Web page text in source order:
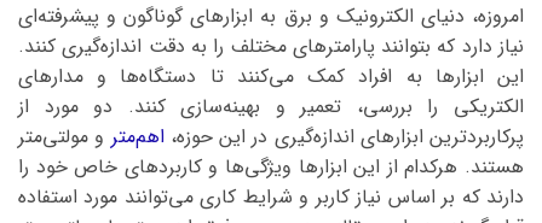
امروزه، دنیای الکترونیک و برق به ابزارهای گوناگون و پیشرفته‌ای
نیاز دارد که بتوانند پارامترهای مختلف را به دقت اندازه‌گیری کنند.
این ابزارها به افراد کمک می‌کنند تا دستگاه‌ها و مدارهای
الکتریکی را بررسی، تعمیر و بهینه‌سازی کنند. دو مورد از
پرکاربردترین ابزارهای اندازه‌گیری در این حوزه، اهم‌متر و مولتی‌متر
هستند. هرکدام از این ابزارها ویژگی‌ها و کاربردهای خاص خود را
دارند که بر اساس نیاز کاربر و شرایط کاری می‌توانند مورد استفاده